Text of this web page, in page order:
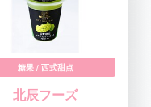
糖果 / 西式甜点
北辰フーズ